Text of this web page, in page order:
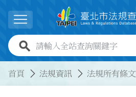
展開選單
全站查詢關鍵字欄位
首頁 法規資訊 法規所有條文